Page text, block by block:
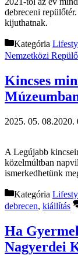
debreceni
kijuthatnak.
Kategória
Nemzetközi
Kincses
2025. 05. 08.2020.
A Legújabb
közelmúltban
ismerkedhetünk
Kategória
debrecen, kiállítás
Ha
Nagyerdei